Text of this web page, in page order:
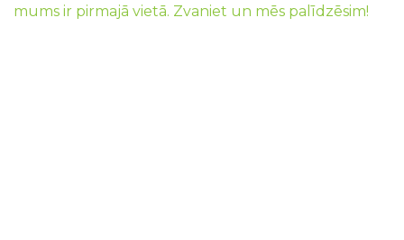
mums ir pirmajā vietā. Zvaniet un mēs palīdzēsim!